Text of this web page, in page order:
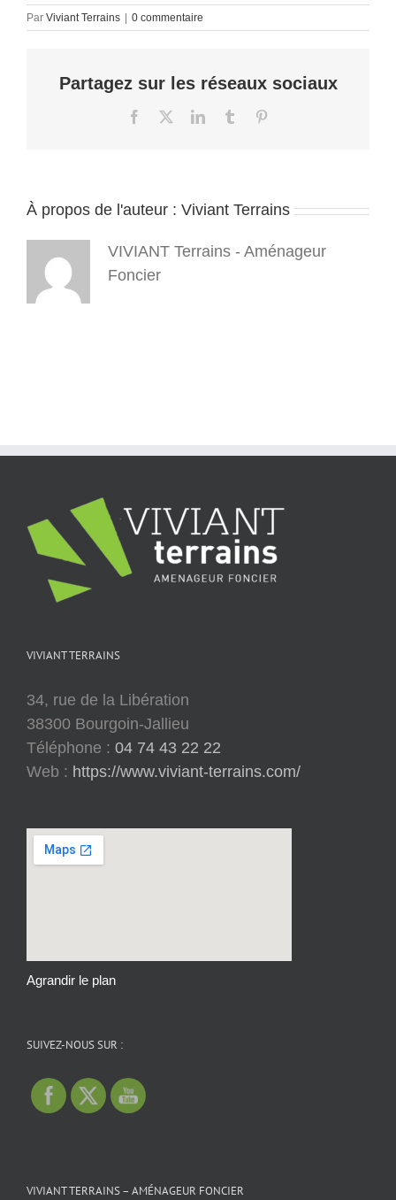
Par Viviant Terrains 0 commentaire
Partagez sur les réseaux sociaux
Facebook LinkedInTumblr
À propos de l'auteur : Viviant Terrains
VIVIANT Terrains - Aménageur
Foncier
VIVIANT TERRAINS
34, rue de la Libération
38300 Bourgoin-Jallieu
Téléphone : 04 74 43 22 22
Web : https://www.viviant-terrains.com/
Agrandir le plan
SUIVEZ-NOUS SUR :
VIVIANT TERRAINS – AMÉNAGEUR FONCIER